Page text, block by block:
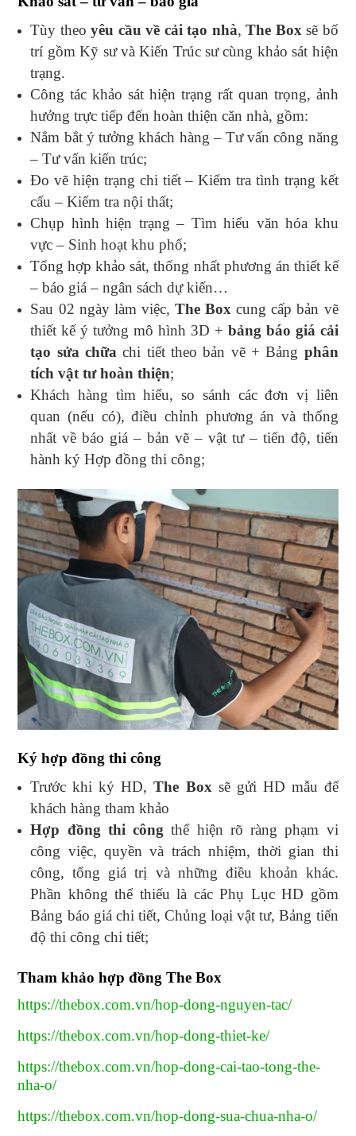
Tùy theoyêu cầu về cải tạo nhà,The Box sẽ bố
trí gồm Kỹ sư và Kiến Trúc sư cùng khảo sát hiện
trạng.
Công tác khảo sát hiện trạng rất quan trọng, ảnh
hưởng trực tiếp đến hoàn thiện căn nhà, gồm:
Nắm bắt ý tưởng khách hàng – Tư vấn công năng
– Tư vấn kiến trúc;
Đo vẽ hiện trạng chi tiết – Kiểm tra tình trạng kết
cấu – Kiểm tra nội thất;
Chụp hình hiện trạng – Tìm hiểu văn hóa khu
vực – Sinh hoạt khu phố;
Tổng hợp khảo sát, thống nhất phương án thiết kế
– báo giá – ngân sách dự kiến…
Sau 02 ngày làm việc, The Box cung cấp bản vẽ
thiết kế ý tưởng mô hình 3D + bảng báo giá cải
tạo sửa chữachi tiết theo bản vẽ + Bảng phân
tích vật tư hoàn thiện;
Khách hàng tìm hiểu, so sánh các đơn vị liên
quan (nếu có), điều chỉnh phương án và thống
nhất về báo giá – bản vẽ – vật tư – tiến độ, tiến
hành ký Hợp đồng thi công;
Ký hợp đồng thi công
Trước khi ký HD,The Box sẽ gửi HD mẫu để
khách hàng tham khảo
Hợp đồng thi côngthể hiện rõ ràng phạm vi
công việc, quyền và trách nhiệm, thời gian thi
công, tổng giá trị và những điều khoản khác.
Phần không thể thiếu là các Phụ Lục HD gồm
Bảng báo giá chi tiết, Chủng loại vật tư, Bảng tiến
độ thi công chi tiết;
Tham khảo hợp đồng The Box
https://thebox.com.vn/hop-dong-nguyen-tac/
https://thebox.com.vn/hop-dong-thiet-ke/
https://thebox.com.vn/hop-dong-cai-tao-tong-the-
nha-o/
https://thebox.com.vn/hop-dong-sua-chua-nha-o/